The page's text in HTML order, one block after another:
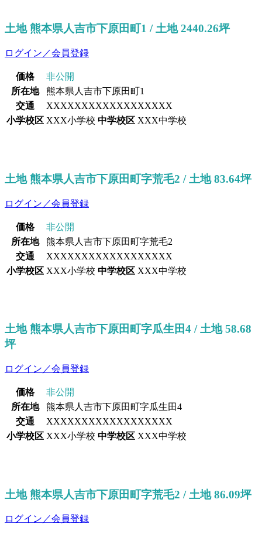
土地 熊本県人吉市下原田町1 / 土地 2440.26坪
ログイン／会員登録
価格
非公開
所在地
熊本県人吉市下原田町1
交通
XXXXXXXXXXXXXXXXXX
小学校区 XXX小学校 中学校区 XXX中学校
土地 熊本県人吉市下原田町字荒毛2 / 土地 83.64坪
ログイン／会員登録
価格
非公開
所在地
熊本県人吉市下原田町字荒毛2
交通
XXXXXXXXXXXXXXXXXX
小学校区 XXX小学校 中学校区 XXX中学校
土地 熊本県人吉市下原田町字瓜生田4 / 土地 58.68
坪
ログイン／会員登録
価格
非公開
所在地
熊本県人吉市下原田町字瓜生田4
交通
XXXXXXXXXXXXXXXXXX
小学校区 XXX小学校 中学校区 XXX中学校
土地 熊本県人吉市下原田町字荒毛2 / 土地 86.09坪
ログイン／会員登録